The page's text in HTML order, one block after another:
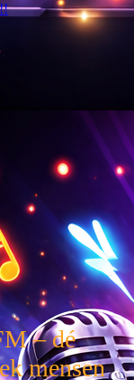
– dé
mensen